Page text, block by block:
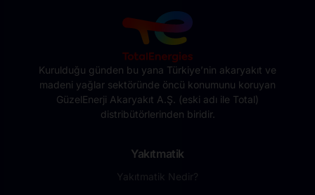
Kurulduğu günden bu yana Türkiye’nin akaryakıt ve
madeni yağlar sektöründe öncü konumunu koruyan
GüzelEnerji Akaryakıt A.Ş. (eski adı ile Total)
distribütörlerinden biridir.
Yakıtmatik
Yakıtmatik Nedir?